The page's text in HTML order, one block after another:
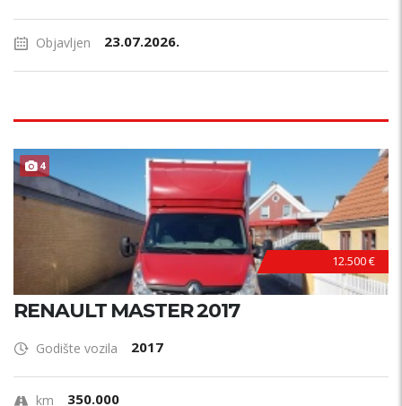
Objavljen 23.07.2026.
4
12.500 €
RENAULT MASTER 2017
Godište vozila 2017
km 350.000